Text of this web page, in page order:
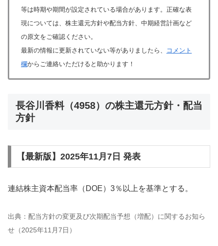
等は時期や期間が設定されている場合があります。正確な表
現については、株主還元方針や配当方針、中期経営計画など
の原文をご確認ください。
最新の情報に更新されていない等がありましたら、
コメント
欄からご連絡いただけると助かります！
長谷川香料（4958）の株主還元方針・配当
方針
【最新版】2025年11月7日 発表
連結株主資本配当率（DOE）3％以上を基準とする。
出典：配当方針の変更及び次期配当予想（増配）に関するお知ら
せ（2025年11月7日）